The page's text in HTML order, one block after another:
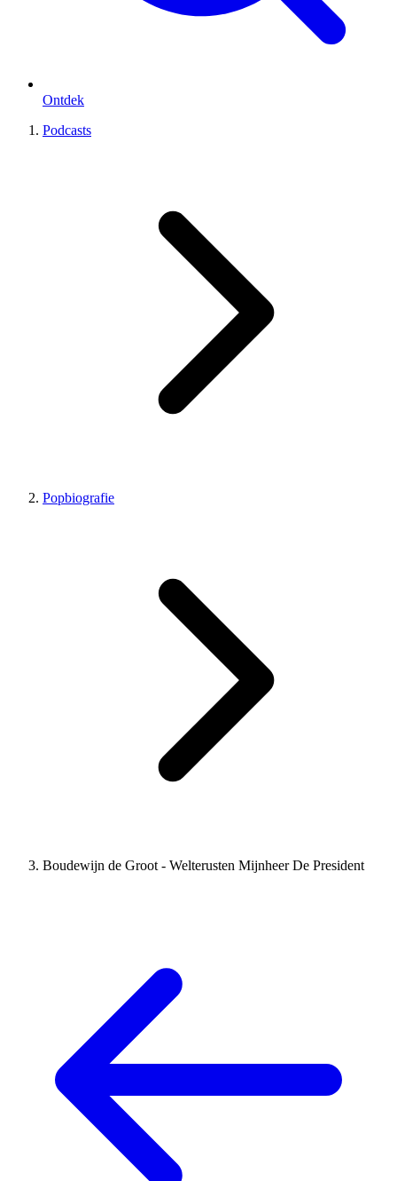
Ontdek
Podcasts
Popbiografie
Boudewijn de Groot - Welterusten Mijnheer De President